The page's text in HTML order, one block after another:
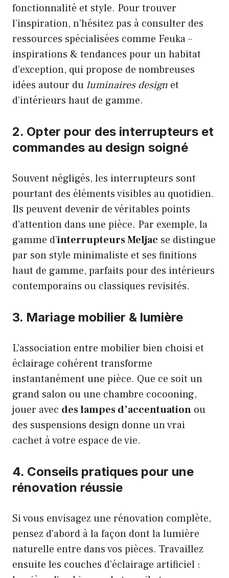
fonctionnalité et style. Pour trouver
l’inspiration, n’hésitez pas à consulter des
ressources spécialisées comme Feuka –
inspirations & tendances pour un habitat
d’exception, qui propose de nombreuses
idées autour duluminaires design et
d’intérieurs haut de gamme.
2. Opter pour des interrupteurs et
commandes au design soigné
Souvent négligés, les interrupteurs sont
pourtant des éléments visibles au quotidien.
Ils peuvent devenir de véritables points
d’attention dans une pièce. Par exemple, la
gamme d’interrupteurs Meljac se distingue
par son style minimaliste et ses finitions
haut de gamme, parfaits pour des intérieurs
contemporains ou classiques revisités.
3. Mariage mobilier & lumière
L’association entre mobilier bien choisi et
éclairage cohérent transforme
instantanément une pièce. Que ce soit un
grand salon ou une chambre cocooning,
jouer avec des lampes d’accentuation ou
des suspensions design donne un vrai
cachet à votre espace de vie.
4. Conseils pratiques pour une
rénovation réussie
Si vous envisagez une rénovation complète,
pensez d’abord à la façon dont la lumière
naturelle entre dans vos pièces. Travaillez
ensuite les couches d’éclairage artificiel :